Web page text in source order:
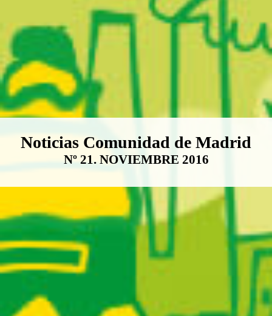
Boletín Noticias Comunidad de
Noticias Comunidad de Madrid
Nº 21. NOVIEMBRE 2016